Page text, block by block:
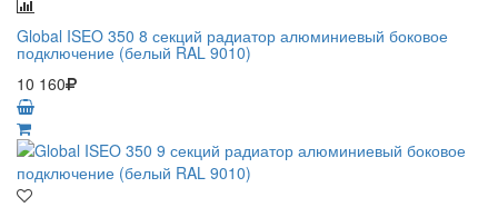
Global ISEO 350 8 секций радиатор алюминиевый боковое
подключение (белый RAL 9010)
10 160